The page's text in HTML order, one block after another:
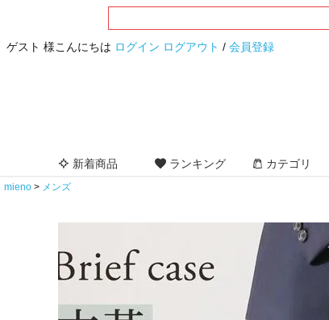
ゲスト 様こんにちは ログイン ログアウト / 会員登録
新着商品 ランキング カテゴリ
mieno メンズ